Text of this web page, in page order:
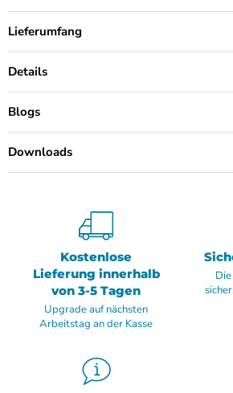
Lieferumfang
Details
Blogs
Downloads
Kostenlose
Lieferung innerhalb
von 3-5 Tagen
Upgrade auf nächsten
Arbeitstag an der Kasse